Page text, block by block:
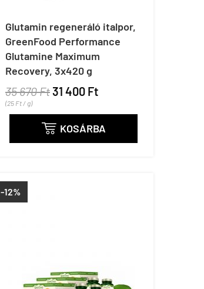
Glutamin regeneráló italpor,
GreenFood Performance
Glutamine Maximum
Recovery, 3x420 g
35 670 Ft31 400 Ft
(25 Ft / g)
 KOSÁRBA
-12%